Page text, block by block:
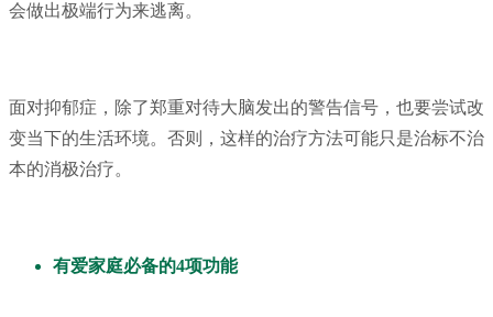
会做出极端行为来逃离。
面对抑郁症，除了郑重对待大脑发出的警告信号，也要尝试改
变当下的生活环境。否则，这样的治疗方法可能只是治标不治
本的消极治疗。
有爱家庭必备的4项功能